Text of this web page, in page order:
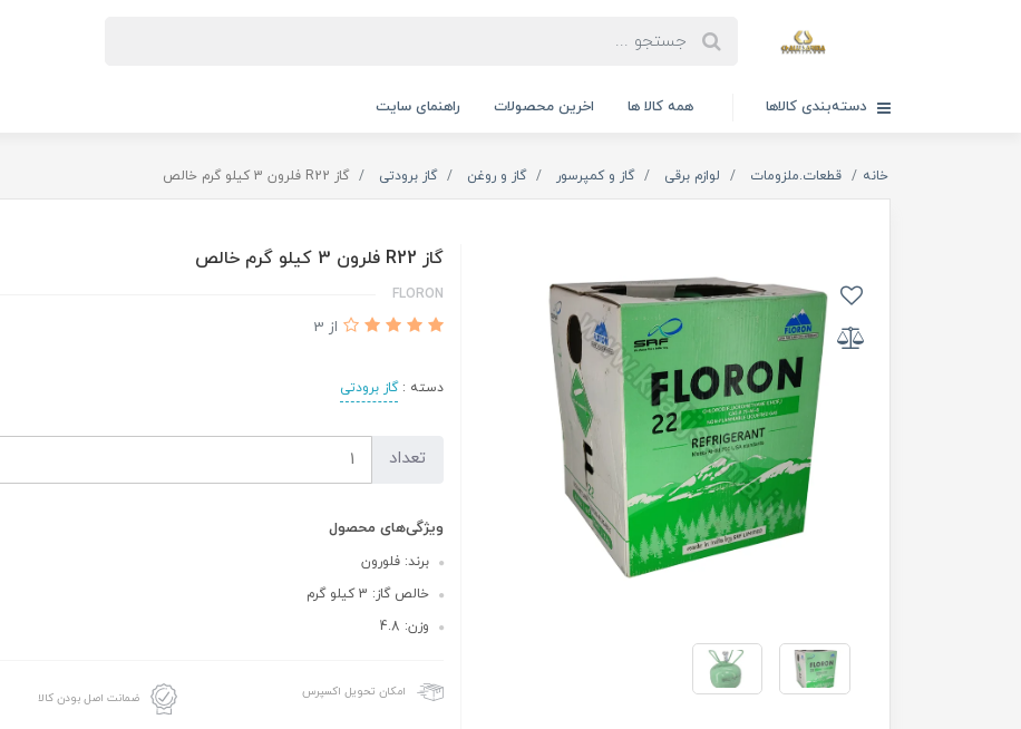
دسته‌بندی کالاها همه کالا ها اخرین محصولات راهنمای سایت
خانه قطعات.ملزومات لوازم برقی گاز و کمپرسور گاز و روغن گاز برودتی گاز R22 فلرون 3 کیلو گرم خالص
گاز R22 فلرون 3 کیلو گرم خالص
FLORON
از 3
دسته :گاز برودتی
تعداد
ویژگی‌های محصول
برند: فلورون
خالص گاز: 3 کیلو گرم
وزن: 4.8
امکان تحویل اکسپرس ضمانت اصل بودن کالا